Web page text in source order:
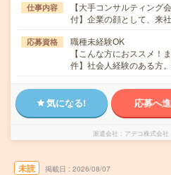
仕事内容
【大手コンサルティング
付】企業の顔として、来
応募資格
職種未経験OK
【こんな方におススメ！
件】社会人経験のある方
気になる! 応募へ
派遣会社 アデコ株式会社
未読 掲載日 2026/08/07